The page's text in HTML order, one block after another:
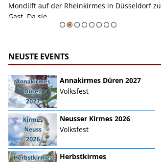
Mondlift auf der Rheinkirmes in Düsseldorf zu
Gast. Da sie ...
NEUSTE EVENTS
Annakirmes Düren 2027
Volksfest
Neusser Kirmes 2026
Volksfest
Herbstkirmes